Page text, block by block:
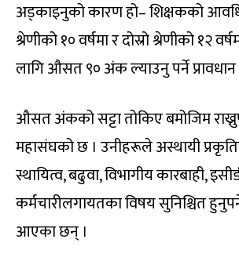
अड्काइनुको कारण हो– शिक्षकको
श्रेणीको १० वर्षमा र दोस्रो श्रेणीको १२
लागि औसत ९० अंक ल्याउनु पर्ने प्रावधान
औसत अंकको सट्टा तोकिए बमोजिम
महासंघको छ । उनीहरूले अस्थायी
स्थायित्व, बढुवा, विभागीय कारबाही,
कर्मचारीलगायतका विषय सुनिश्चित
आएका छन् ।